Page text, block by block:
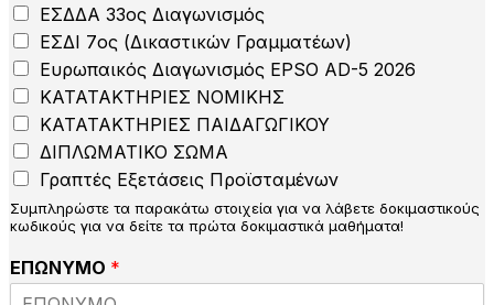
ΕΣΔΔΑ 33ος Διαγωνισμός
ΕΣΔΙ 7ος (Δικαστικών Γραμματέων)
Ευρωπαικός Διαγωνισμός EPSO AD-5 2026
ΚΑΤΑΤΑΚΤΗΡΙΕΣ ΝΟΜΙΚΗΣ
ΚΑΤΑΤΑΚΤΗΡΙΕΣ ΠΑΙΔΑΓΩΓΙΚΟΥ
ΔΙΠΛΩΜΑΤΙΚΟ ΣΩΜΑ
Γραπτές Εξετάσεις Προϊσταμένων
Συμπληρώστε τα παρακάτω στοιχεία για να λάβετε δοκιμαστικούς
κωδικούς για να δείτε τα πρώτα δοκιμαστικά μαθήματα!
ΕΠΩΝΥΜΟ *